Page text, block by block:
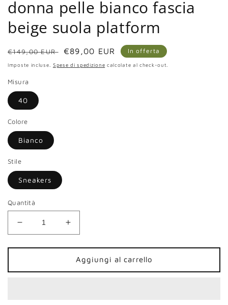
donna pelle bianco fascia
beige suola platform
Prezzo
di
€149,00 EUR
Prezzo
scontato
€89,00 EUR In offerta
Imposte incluse. Spese di spedizione calcolate al check-out.
Misura
40
Colore
Bianco
Stile
Sneakers
Quantità
Diminuisci
quantità
per
NeroGiardini
Aumenta
quantità
per
Sneakers
NeroGiardini
Aggiungi al carrello